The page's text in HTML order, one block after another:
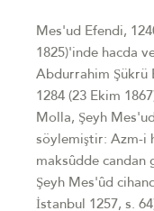
Mes'ud Efendi,
1825)'inde hacda
Abdurrahim Şükrü
1284 (23 Ekim
Molla, Şeyh
söylemiştir: Azm-i
maksûdde
Şeyh Mes'ûd
İstanbul 1257, s.